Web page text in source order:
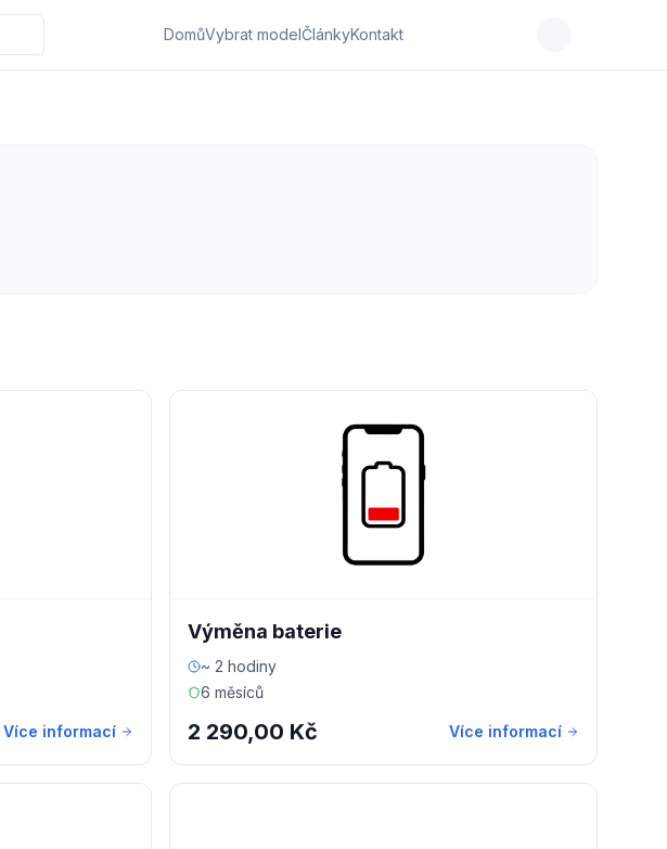
DomůVybrat modelČlánkyKontakt
Více informací
Výměna baterie
~ 2 hodiny
6 měsíců
2 290,00 Kč Více informací